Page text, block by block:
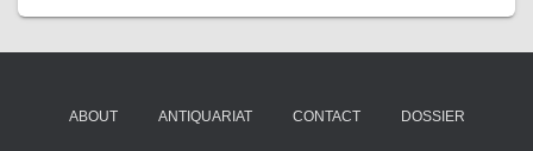
ABOUT ANTIQUARIAT CONTACT DOSSIER